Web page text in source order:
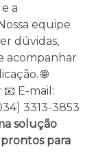
a
equipe
dúvidas,
acompanhar
🌐
📧 E-mail:
3313-3853
solução
para